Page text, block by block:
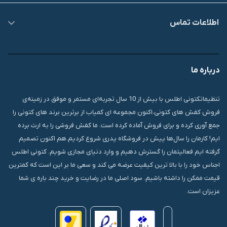
اطلاعات تماس
درباره ما
تنظیماتکتونی اطلس با بیش از 10 سال تجربه‌ای مستمر و موفق در زمینه‌ی
فروش کفش های کتونی،اکنون مجموعه ای کمیاب از برترین برند های کتونی را
جمع آوری کرده و برای فروش آماده کرده است. ما کفش فروشی را به ارث برده
ایم! کارمان را سال‌ها پیش در فروشگاه پدری شروع کردیم.هم اکنون تصمیم
گرفته ایم فعالیتمان را گسترش دهیم و وارد دنیای مجازی شویم. کتونی اطلس
اجناس خود را با بالا ترین کیفیت عرضه می کند و سعی ما بر این است که کمترین
قیمت ممکن را داشته باشیم. سود اصلی ما در رضایت و خرید چند باره ی شما
عزیزان است.